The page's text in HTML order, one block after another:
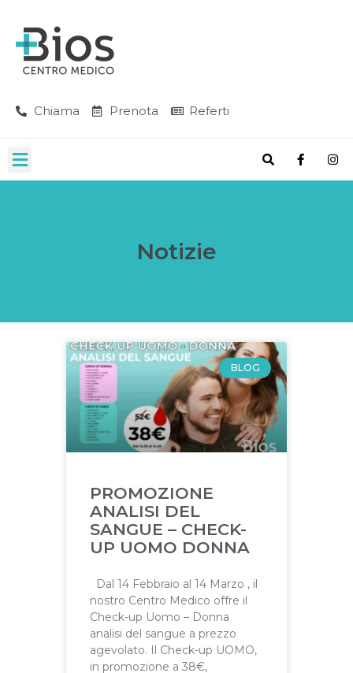
Chiama Prenota Referti
Notizie
BLOG
PROMOZIONE
ANALISI DEL
SANGUE – CHECK-
UP UOMO DONNA
Dal 14 Febbraio al 14 Marzo , il
nostro Centro Medico offre il
Check-up Uomo – Donna
analisi del sangue a prezzo
agevolato. Il Check-up UOMO,
in promozione a 38€,